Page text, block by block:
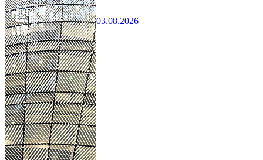
03.08.2026